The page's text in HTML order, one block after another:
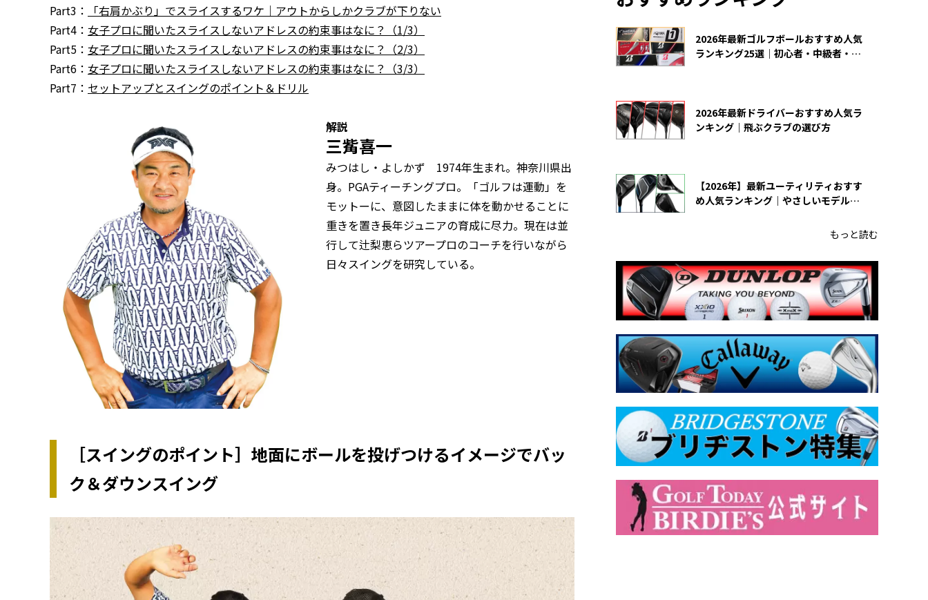
Part3：
「右肩かぶり」でスライスするワケ｜アウトからしかクラブが下りない
Part4： 女子プロに聞いたスライスしないアドレスの約束事はなに？（1/3）
Part5： 女子プロに聞いたスライスしないアドレスの約束事はなに？（2/3）
Part6： 女子プロに聞いたスライスしないアドレスの約束事はなに？（3/3）
Part7： セットアップとスイングのポイント＆ドリル
解説
三觜喜一
みつはし・よしかず 1974年生まれ。神奈川県出
身。PGAティーチングプロ。「ゴルフは運動」を
モットーに、意図したままに体を動かせることに
重きを置き長年ジュニアの育成に尽力。現在は並
行して辻梨恵らツアープロのコーチを行いながら
日々スイングを研究している。
［スイングのポイント］地面にボールを投げつけるイメージでバッ
ク＆ダウンスイング
2026年最新ゴルフボールおすすめ人気
ランキング25選｜初心者・中級者・上
2026年最新ドライバーおすすめ人気ラ
ンキング｜飛ぶクラブの選び方
【2026年】最新ユーティリティおすす
め人気ランキング｜やさしいモデルの
もっと読む